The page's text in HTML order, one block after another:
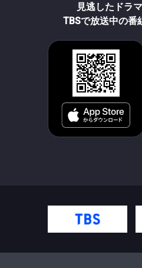
見逃したドラ
TBSで放送中の番